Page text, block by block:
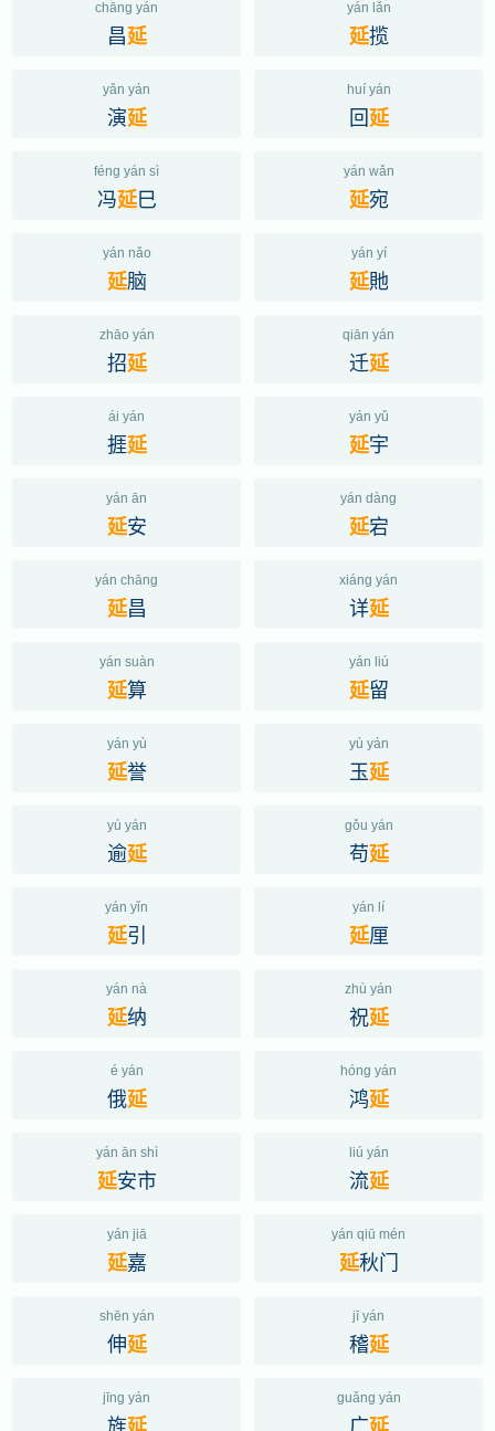
chāng yán
昌延
yán lǎn
延揽
yǎn yán
演延
huí yán
回延
féng yán sì
冯延巳
yán wǎn
延宛
yán nǎo
延脑
yán yí
延貤
zhāo yán
招延
qiān yán
迁延
ái yán
捱延
yán yǔ
延宇
yán ān
延安
yán dàng
延宕
yán chāng
延昌
xiáng yán
详延
yán suàn
延算
yán liú
延留
yán yù
延誉
yù yán
玉延
yú yán
逾延
gǒu yán
苟延
yán yǐn
延引
yán lí
延厘
yán nà
延纳
zhù yán
祝延
é yán
俄延
hóng yán
鸿延
yán ān shì
延安市
liú yán
流延
yán jiā
延嘉
yán qiū mén
延秋门
shēn yán
伸延
jī yán
稽延
jīng yán
旌
guǎng yán
广